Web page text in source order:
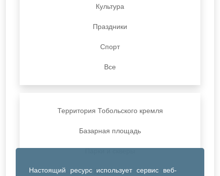
Настоящий ресурс использует сервис веб-
Культура
Праздники
Спорт
Все
Территория Тобольского кремля
Базарная площадь
ДК Синтез